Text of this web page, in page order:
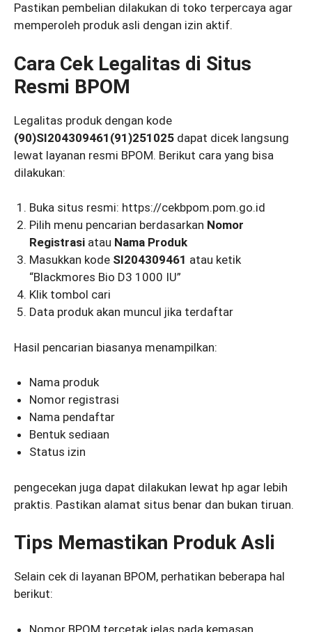
Pastikan pembelian dilakukan di toko terpercaya agar
memperoleh produk asli dengan izin aktif.
Cara Cek Legalitas di Situs
Resmi BPOM
Legalitas produk dengan kode
(90)SI204309461(91)251025 dapat dicek langsung
lewat layanan resmi BPOM. Berikut cara yang bisa
dilakukan:
Buka situs resmi: https://cekbpom.pom.go.id
Pilih menu pencarian berdasarkan Nomor
Registrasi atau Nama Produk
Masukkan kode SI204309461 atau ketik
“Blackmores Bio D3 1000 IU”
Klik tombol cari
Data produk akan muncul jika terdaftar
Hasil pencarian biasanya menampilkan:
Nama produk
Nomor registrasi
Nama pendaftar
Bentuk sediaan
Status izin
pengecekan juga dapat dilakukan lewat hp agar lebih
praktis. Pastikan alamat situs benar dan bukan tiruan.
Tips Memastikan Produk Asli
Selain cek di layanan BPOM, perhatikan beberapa hal
berikut:
Nomor BPOM tercetak jelas pada kemasan